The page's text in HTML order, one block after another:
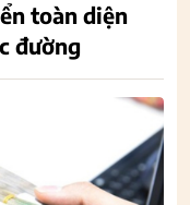
toàn diện
đường